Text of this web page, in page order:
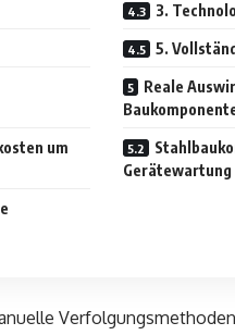
3.
5.
Reale
um
Gerätewartung